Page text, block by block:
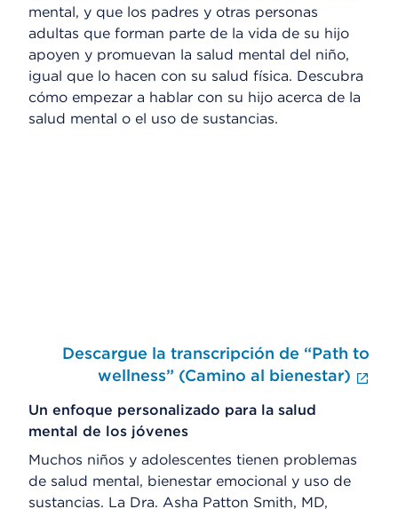
mental, y que los padres y otras personas
adultas que forman parte de la vida de su hijo
apoyen y promuevan la salud mental del niño,
igual que lo hacen con su salud física. Descubra
cómo empezar a hablar con su hijo acerca de la
salud mental o el uso de sustancias.
Descargue la transcripción de “Path to
wellness” (Camino al bienestar)
Un enfoque personalizado para la salud
mental de los jóvenes
Muchos niños y adolescentes tienen problemas
de salud mental, bienestar emocional y uso de
sustancias. La Dra. Asha Patton Smith, MD,